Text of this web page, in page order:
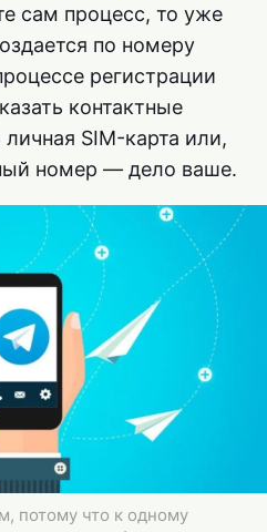
сам процесс, то уже
по номеру
регистрации
контактные
SIM-карта или,
номер — дело ваше.
потому что к одному